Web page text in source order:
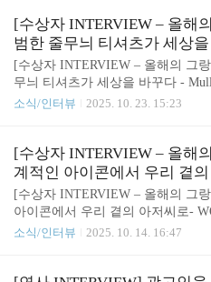
려진 땅..
중 하나를 소개합니다.바로 필리핀
보인 네슬레(Nestlé)의 ‘KitKat Break
다.이 작품은 MAD STARS 2025에
프리와 함께 골드, 실버, 브론즈 각
주목받은 캠페인 중 하나로 이름을
속 ‘브레이크’를 되찾게 한, KitKat
문화가 있습니다.직원..
[수상자 INTERVIEW – 올해
범한 줄무늬 티셔츠가 세상
[수상자 INTERVIEW – 올해의 그
무늬 티셔츠가 세상을 바꾸다 -
A 크리에이티브 팀 지난주에는 제
해드렸습니다. [수상자
리] 세계적인 아이콘에서 우리 곁의
INTERVIEW – 올해의 그랑프리] 세
서 우리 곁의 아저씨로- WOLF
자 최고 크리에이티브 책임자(CCO),
par 매년 세상을 바꿀 다양한 크리에
소식/인터뷰 2025. 10. 23. 15:23
[수상자 INTERVIEW – 올해
계적인 아이콘에서 우리 곁
[수상자 INTERVIEW – 올해의 그
아이콘에서 우리 곁의 아저씨로-
설립자이자 최고 크리에이티브 책임
소식/인터뷰 2025. 10. 14. 16:47